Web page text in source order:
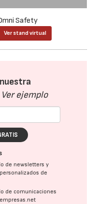
Safety
Ver stand virtual
Ver ejemplo
de newsletters y
de
de comunicaciones